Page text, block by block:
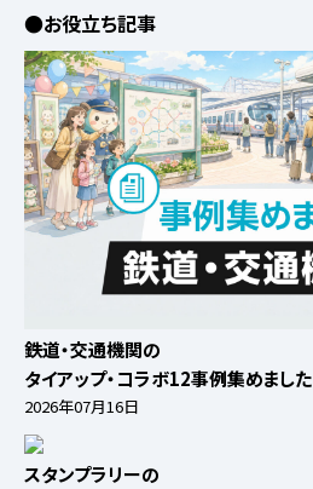
●お役立ち記事
鉄道・交通機関の
タイアップ・コラボ12事例集めました
2026年07月16日
スタンプラリーの